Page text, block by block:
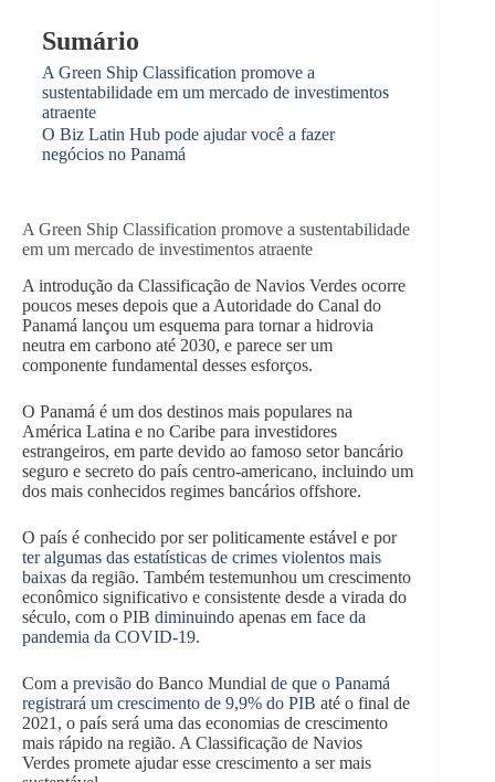
Sumário
A Green Ship Classification promove a
sustentabilidade em um mercado de investimentos
atraente
O Biz Latin Hub pode ajudar você a fazer
negócios no Panamá
A Green Ship Classification promove a sustentabilidade
em um mercado de investimentos atraente
A introdução da Classificação de Navios Verdes ocorre
poucos meses depois que a Autoridade do Canal do
Panamá lançou um esquema para tornar a hidrovia
neutra em carbono até 2030, e parece ser um
componente fundamental desses esforços.
O Panamá é um dos destinos mais populares na
América Latina e no Caribe para investidores
estrangeiros, em parte devido ao famoso setor bancário
seguro e secreto do país centro-americano, incluindo um
dos mais conhecidos regimes bancários offshore.
O país é conhecido por ser politicamente estável e por
ter algumas das estatísticas de crimes violentos mais
baixas da região. Também testemunhou um crescimento
econômico significativo e consistente desde a virada do
século, com o PIB diminuindo apenas em face da
pandemia da COVID-19.
Com a previsão do Banco Mundial de que o Panamá
registrará um crescimento de 9,9% do PIB até o final de
2021, o país será uma das economias de crescimento
mais rápido na região. A Classificação de Navios
Verdes promete ajudar esse crescimento a ser mais